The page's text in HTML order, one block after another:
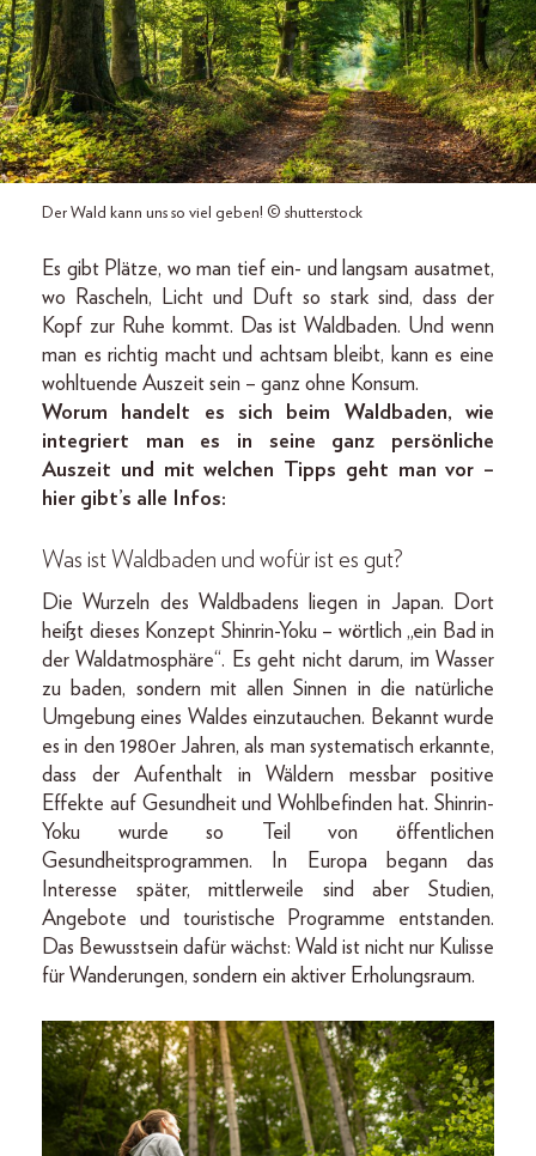
Der Wald kann uns so viel geben! © shutterstock
Es gibt Plätze, wo man tief ein- und langsam ausatmet,
wo Rascheln, Licht und Duft so stark sind, dass der
Kopf zur Ruhe kommt. Das ist Waldbaden. Und wenn
man es richtig macht und achtsam bleibt, kann es eine
wohltuende Auszeit sein – ganz ohne Konsum.
Worum handelt es sich beim Waldbaden, wie
integriert man es in seine ganz persönliche
Auszeit und mit welchen Tipps geht man vor –
hier gibt’s alle Infos:
Was ist Waldbaden und wofür ist es gut?
Die Wurzeln des Waldbadens liegen in Japan. Dort
heißt dieses Konzept Shinrin-Yoku – wörtlich „ein Bad in
der Waldatmosphäre“. Es geht nicht darum, im Wasser
zu baden, sondern mit allen Sinnen in die natürliche
Umgebung eines Waldes einzutauchen. Bekannt wurde
es in den 1980er Jahren, als man systematisch erkannte,
dass der Aufenthalt in Wäldern messbar positive
Effekte auf Gesundheit und Wohlbefinden hat. Shinrin-
Yoku wurde so Teil von öffentlichen
Gesundheitsprogrammen. In Europa begann das
Interesse später, mittlerweile sind aber Studien,
Angebote und touristische Programme entstanden.
Das Bewusstsein dafür wächst: Wald ist nicht nur Kulisse
für Wanderungen, sondern ein aktiver Erholungsraum.